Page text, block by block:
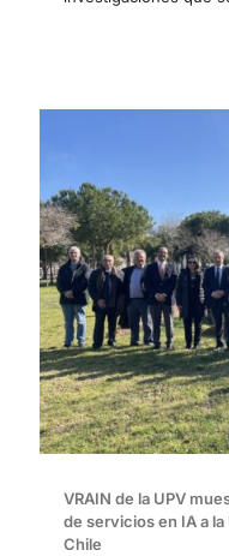
VRAIN de la UPV
de servicios en IA a
Chile